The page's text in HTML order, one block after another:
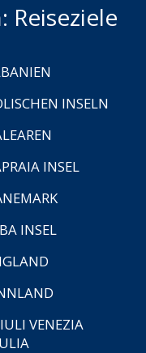
Reiseziele
INSELN
INSEL
INSEL
VENEZIA